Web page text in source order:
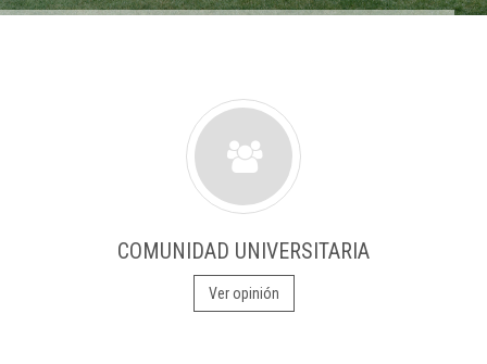
COMUNIDAD UNIVERSITARIA
Ver opinión